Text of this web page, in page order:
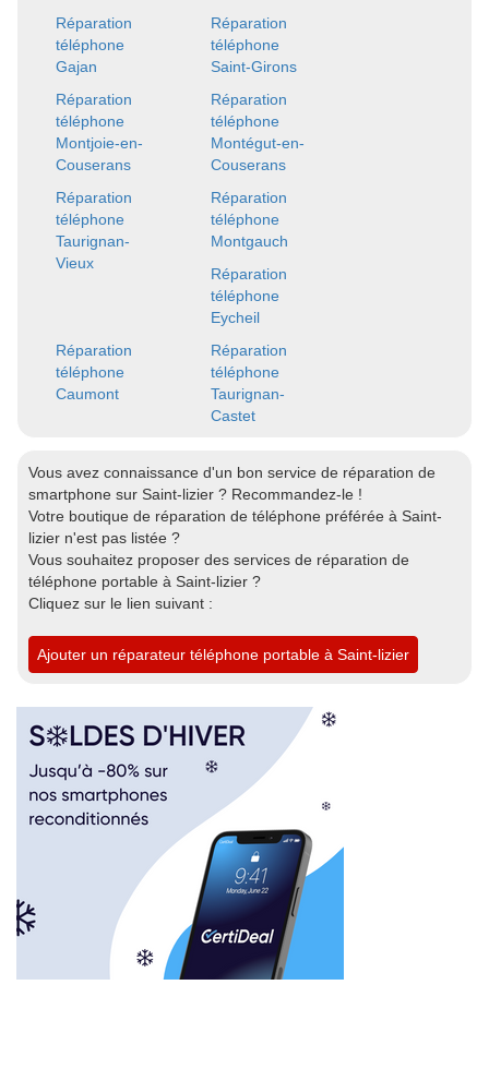
Réparation
téléphone
Gajan
Réparation
téléphone
Saint-Girons
Réparation
téléphone
Montjoie-en-
Couserans
Réparation
téléphone
Montégut-en-
Couserans
Réparation
téléphone
Taurignan-
Vieux
Réparation
téléphone
Montgauch
Réparation
téléphone
Eycheil
Réparation
téléphone
Caumont
Réparation
téléphone
Taurignan-
Castet
Vous avez connaissance d'un bon service de réparation de
smartphone sur Saint-lizier ? Recommandez-le !
Votre boutique de réparation de téléphone préférée à Saint-
lizier n'est pas listée ?
Vous souhaitez proposer des services de réparation de
téléphone portable à Saint-lizier ?
Cliquez sur le lien suivant :
Ajouter un réparateur téléphone portable à Saint-lizier